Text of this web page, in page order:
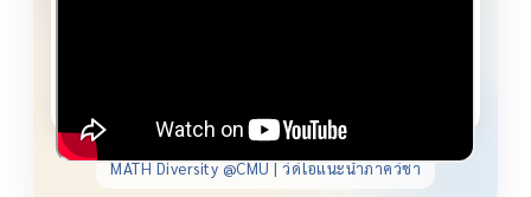
MATH Diversity @CMU | วิดีโอแนะนำภาควิชา